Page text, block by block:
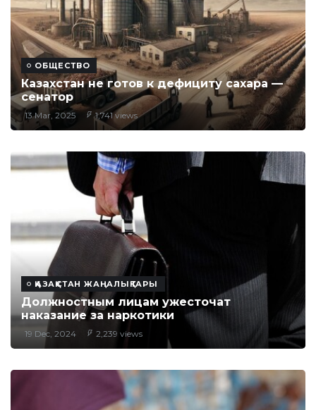
ОБЩЕСТВО
Казахстан не готов к дефициту сахара —
сенатор
13 Mar, 2025 1,741 views
ҚАЗАҚСТАН ЖАҢАЛЫҚТАРЫ
Должностным лицам ужесточат
наказание за наркотики
19 Dec, 2024 2,239 views